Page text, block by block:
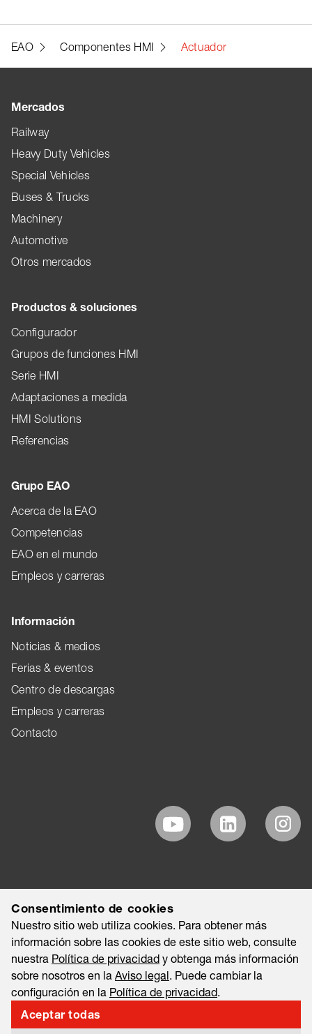
EAO Componentes HMI Actuador
Mercados
Railway
Heavy Duty Vehicles
Special Vehicles
Buses & Trucks
Machinery
Automotive
Otros mercados
Productos & soluciones
Configurador
Grupos de funciones HMI
Serie HMI
Adaptaciones a medida
HMI Solutions
Referencias
Grupo EAO
Acerca de la EAO
Competencias
EAO en el mundo
Empleos y carreras
Información
Noticias & medios
Ferias & eventos
Centro de descargas
Empleos y carreras
Contacto
©2026 EAO AG
Aviso legal
Nota legal
Política de privacidad
Consentimiento de cookies
Nuestro sitio web utiliza cookies. Para obtener más
información sobre las cookies de este sitio web, consulte
nuestra Política de privacidad y obtenga más información
sobre nosotros en la Aviso legal. Puede cambiar la
configuración en la Política de privacidad.
Aceptar todas